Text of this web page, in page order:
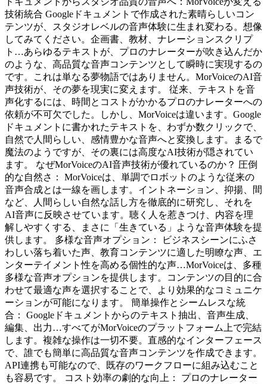
技術統合 Googleドキュメントで作成された素晴らしいコン
テンツが、スタジオレベルの音声体験に生まれ変わる。想像
してみてください。企画書、教材、ナレーションスクリプ
ト…あらゆるテキストが、プロのナレーターが吹き込んだか
のような、高品質な音声コンテンツとして瞬時に実現するの
です。これは単なる夢物語ではありません。MorVoiceのAI音
声技術が、その夢を現実に変えます。 従来、テキストを音
声化するには、時間とコストがかかるプロのナレーターへの
依頼が不可欠でした。しかし、MorVoiceは違います。Google
ドキュメントに書かれたテキストを、わずか数クリックで、
自然で人間らしい、感情豊かな音声へと変換します。まるで
魔法のようですが、その裏には高度なAI技術が隠されてい
ます。 なぜMorVoiceのAI音声技術が優れているのか？ 圧倒
的な自然さ： MorVoiceは、単調でロボットのような従来の
音声合成とは一線を画します。イントネーション、抑揚、間
など、人間らしい自然な話し方を徹底的に研究し、それを
AI音声に反映させています。聴く人を惹きつけ、内容を理
解しやすくする、まさに「生きている」ような音声体験を提
供します。 多様な音声オプション： ビジネスシーンにふさ
わしい落ち着いた声、教育コンテンツに適した明瞭な声、エ
ンターテイメント性を高める個性的な声…MorVoiceは、多種
多様な音声オプションを提供します。コンテンツの目的に合
わせて最適な声を選択することで、より効果的なコミュニケ
ーションが可能になります。 簡単操作とシームレスな統
合： Googleドキュメントからのテキスト抽出、音声生成、
編集、出力…すべてがMorVoiceのプラットフォーム上で完結
します。複雑な操作は一切不要。直感的なインターフェース
で、誰でも簡単に高品質な音声コンテンツを作成できます。
API連携も可能なので、既存のワークフローに組み込むこと
も容易です。 コスト効率の劇的な向上： プロのナレーター